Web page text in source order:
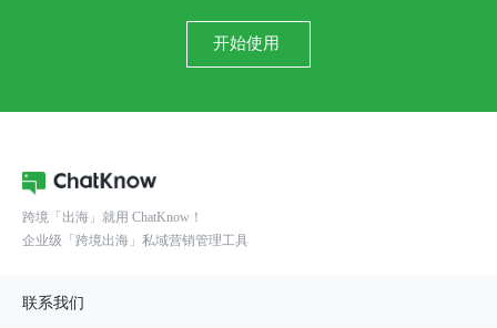
开始使用
跨境「出海」就用 ChatKnow！
企业级「跨境出海」私域营销管理工具
联系我们